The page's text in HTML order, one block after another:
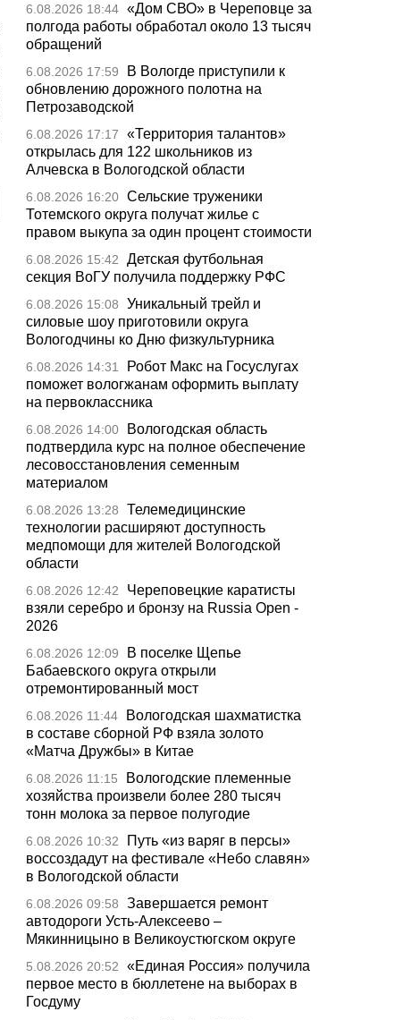
6.08.2026 18:44 «Дом СВО» в Череповце за
полгода работы обработал около 13 тысяч
обращений
6.08.2026 17:59
В Вологде приступили к
обновлению дорожного полотна на
Петрозаводской
6.08.2026 17:17
«Территория талантов»
открылась для 122 школьников из
Алчевска в Вологодской области
6.08.2026 16:20 Сельские труженики
Тотемского округа получат жилье с
правом выкупа за один процент стоимости
6.08.2026 15:42
Детская футбольная
секция ВоГУ получила поддержку РФС
6.08.2026 15:08
Уникальный трейл и
силовые шоу приготовили округа
Вологодчины ко Дню физкультурника
6.08.2026 14:31
Робот Макс на Госуслугах
поможет вологжанам оформить выплату
на первоклассника
6.08.2026 14:00
Вологодская область
подтвердила курс на полное обеспечение
лесовосстановления семенным
материалом
6.08.2026 13:28
Телемедицинские
технологии расширяют доступность
медпомощи для жителей Вологодской
области
6.08.2026 12:42
Череповецкие каратисты
взяли серебро и бронзу на Russia Open -
2026
6.08.2026 12:09
В поселке Щепье
Бабаевского округа открыли
отремонтированный мост
6.08.2026 11:44
Вологодская шахматистка
в составе сборной РФ взяла золото
«Матча Дружбы» в Китае
6.08.2026 11:15
Вологодские племенные
хозяйства произвели более 280 тысяч
тонн молока за первое полугодие
6.08.2026 10:32
Путь «из варяг в персы»
воссоздадут на фестивале «Небо славян»
в Вологодской области
6.08.2026 09:58
Завершается ремонт
автодороги Усть-Алексеево –
Мякинницыно в Великоустюгском округе
5.08.2026 20:52
«Единая Россия» получила
первое место в бюллетене на выборах в
Госдуму